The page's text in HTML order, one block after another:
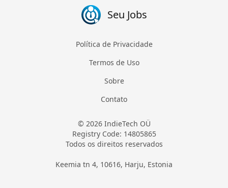
Seu Jobs
Política de Privacidade
Termos de Uso
Sobre
Contato
© 2026 IndieTech OÜ
Registry Code: 14805865
Todos os direitos reservados
Keemia tn 4, 10616, Harju, Estonia